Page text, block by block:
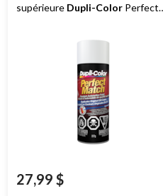
supérieure Dupli-ColorPerfect
27,99 $